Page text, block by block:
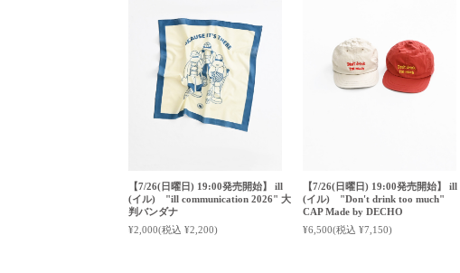
【7/26(日曜日) 19:00発売開始】 ill
(イル) "ill communication 2026" 大
判バンダナ
¥2,000(税込 ¥2,200)
【7/26(日曜日) 19:00発売開始】 ill
(イル) "Don't drink too much"
CAP Made by DECHO
¥6,500(税込 ¥7,150)